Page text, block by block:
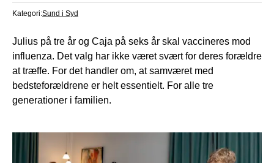
Kategori:Sund i Syd
Julius på tre år og Caja på seks år skal vaccineres mod
influenza. Det valg har ikke været svært for deres forældre
at træffe. For det handler om, at samværet med
bedsteforældrene er helt essentielt. For alle tre
generationer i familien.